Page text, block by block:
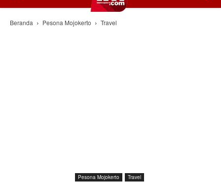
Beranda Pesona Mojokerto Travel
Pesona Mojokerto Travel